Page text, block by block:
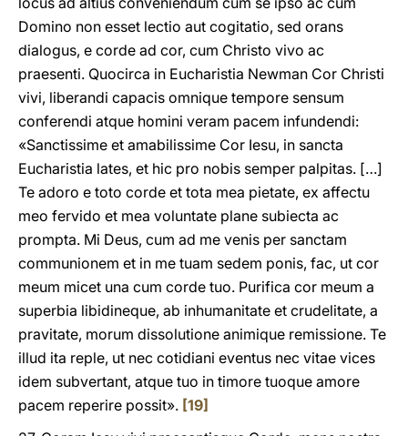
Domino non esset lectio aut cogitatio, sed orans
dialogus, e corde ad cor, cum Christo vivo ac
praesenti. Quocirca in Eucharistia Newman Cor Christi
vivi, liberandi capacis omnique tempore sensum
conferendi atque homini veram pacem infundendi:
«Sanctissime et amabilissime Cor Iesu, in sancta
Eucharistia lates, et hic pro nobis semper palpitas. […]
Te adoro e toto corde et tota mea pietate, ex affectu
meo fervido et mea voluntate plane subiecta ac
prompta. Mi Deus, cum ad me venis per sanctam
communionem et in me tuam sedem ponis, fac, ut cor
meum micet una cum corde tuo. Purifica cor meum a
superbia libidineque, ab inhumanitate et crudelitate, a
pravitate, morum dissolutione animique remissione. Te
illud ita reple, ut nec cotidiani eventus nec vitae vices
idem subvertant, atque tuo in timore tuoque amore
pacem reperire possit». [19]